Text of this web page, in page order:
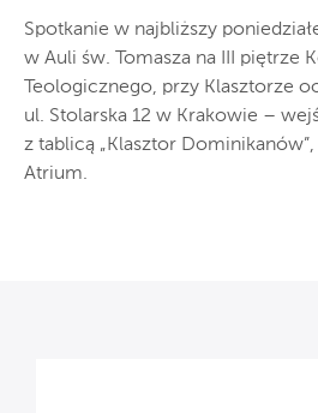
Spotkanie w najbliższy
w Auli św. Tomasza na III piętrze
Teologicznego, przy Klasztorze
ul. Stolarska 12 w Krakowie –
z tablicą „Klasztor
Atrium.